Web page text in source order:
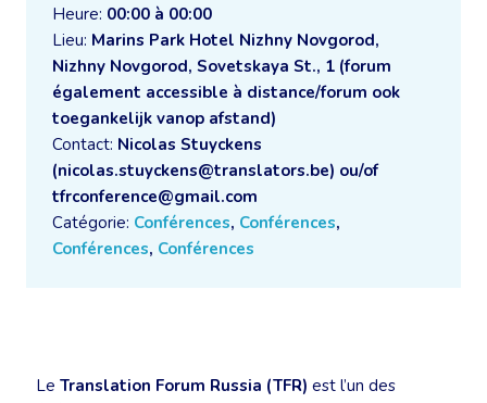
Heure: 00:00 à 00:00
Lieu: Marins Park Hotel Nizhny Novgorod,
Nizhny Novgorod, Sovetskaya St., 1 (forum
également accessible à distance/forum ook
toegankelijk vanop afstand)
Contact: Nicolas Stuyckens
(nicolas.stuyckens@translators.be) ou/of
tfrconference@gmail.com
Catégorie: Conférences, Conférences,
Conférences, Conférences
Le Translation Forum Russia (TFR) est l’un des